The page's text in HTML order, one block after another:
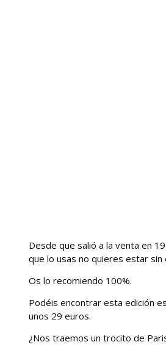
Desde que salió a la venta en
que lo usas no quieres estar sin
Os lo recomiendo 100%.
Podéis encontrar esta edición
unos 29 euros.
¿Nos traemos un trocito de